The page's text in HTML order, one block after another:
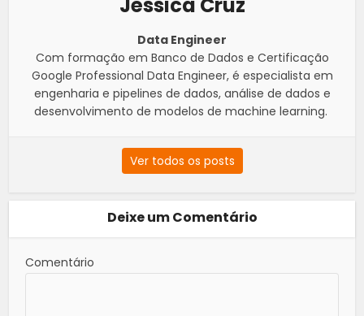
Data Engineer
Com formação em Banco de Dados e Certificação
Google Professional Data Engineer, é especialista em
engenharia e pipelines de dados, análise de dados e
desenvolvimento de modelos de machine learning.
Ver todos os posts
Deixe um Comentário
Comentário